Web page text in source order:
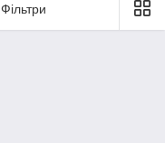
Фільтри